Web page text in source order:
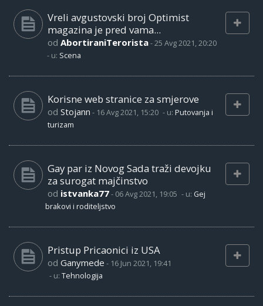
Vreli avgustovski broj Optimist
magazina je pred vama...
od AbortiraniTerorista-25 Avg 2021, 20:20
- u: Scena
Korisne web stranice za smjerove
od Stojann - 16 Avg 2021, 15:20 - u: Putovanja i
turizam
Gay par iz Novog Sada traži devojku
za surogat majčinstvo
od istvanka77- 06 Avg 2021, 19:05 - u: Gej
brakovi i roditeljstvo
Pristup Pricaonici iz USA
od Ganymede - 16 Jun 2021, 19:41
- u: Tehnologija